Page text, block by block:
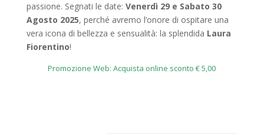
passione. Segnati le date: Venerdì 29 e Sabato 30
Agosto 2025, perché avremo l’onore di ospitare una
vera icona di bellezza e sensualità: la splendida Laura
Fiorentino!
Promozione Web: Acquista online sconto € 5,00